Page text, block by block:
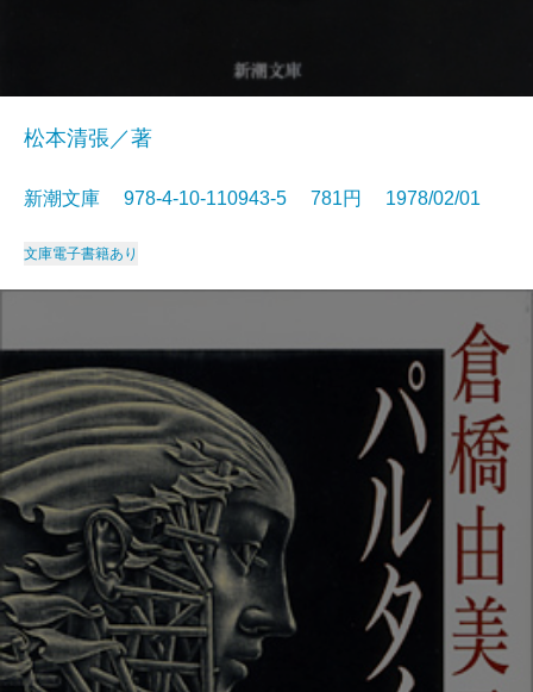
松本清張／著
新潮文庫 978-4-10-110943-5 781円 1978/02/01
文庫電子書籍あり